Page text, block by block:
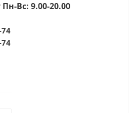
Пн-Вс: 9.00-20.00